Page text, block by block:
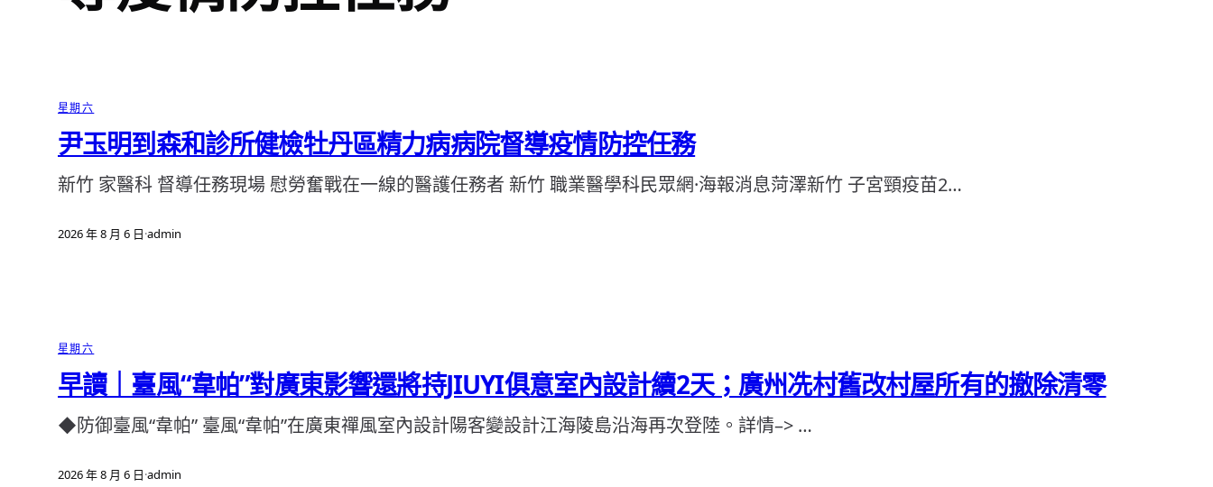
星期六
尹玉明到森和診所健檢牡丹區精力病病院督導疫情防控任務
新竹 家醫科 督導任務現場 慰勞奮戰在一線的醫護任務者 新竹 職業醫學科民眾網·海報消息菏澤新竹 子宮頸疫苗2…
2026 年 8 月 6 日·admin
星期六
早讀｜臺風“韋帕”對廣東影響還將持JIUYI俱意室內設計續2天；廣州冼村舊改村屋所有的撤除清零
◆防御臺風“韋帕” 臺風“韋帕”在廣東禪風室內設計陽客變設計江海陵島沿海再次登陸。詳情–> …
2026 年 8 月 6 日·admin